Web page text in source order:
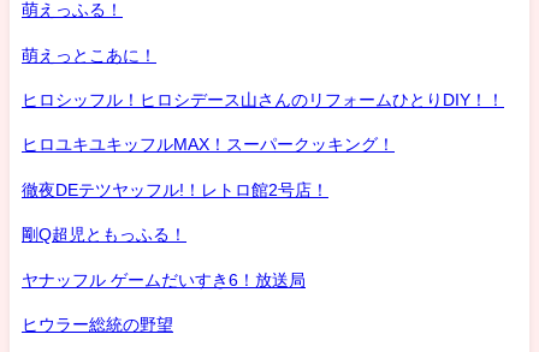
萌えっふる！
萌えっとこあに！
ヒロシッフル！ヒロシデース山さんのリフォームひとりDIY！！
ヒロユキユキッフルMAX！スーパークッキング！
徹夜DEテツヤッフル!！レトロ館2号店！
剛Q超児ともっふる！
ヤナッフル ゲームだいすき6！放送局
ヒウラー総統の野望